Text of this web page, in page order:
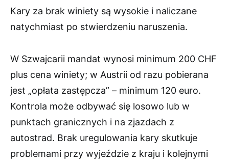
Kary za brak winiety są wysokie i naliczane
natychmiast po stwierdzeniu naruszenia.
W Szwajcarii mandat wynosi minimum 200 CHF
plus cena winiety; w Austrii od razu pobierana
jest „opłata zastępcza” – minimum 120 euro.
Kontrola może odbywać się losowo lub w
punktach granicznych i na zjazdach z
autostrad. Brak uregulowania kary skutkuje
problemami przy wyjeździe z kraju i kolejnymi